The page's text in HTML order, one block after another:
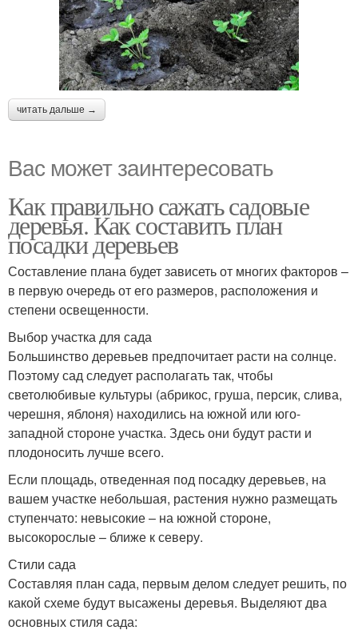
читать дальше →
Вас может заинтересовать
Как правильно сажать садовые
деревья. Как составить план
посадки деревьев
Составление плана будет зависеть от многих факторов –
в первую очередь от его размеров, расположения и
степени освещенности.
Выбор участка для сада
Большинство деревьев предпочитает расти на солнце.
Поэтому сад следует располагать так, чтобы
светолюбивые культуры (абрикос, груша, персик, слива,
черешня, яблоня) находились на южной или юго-
западной стороне участка. Здесь они будут расти и
плодоносить лучше всего.
Если площадь, отведенная под посадку деревьев, на
вашем участке небольшая, растения нужно размещать
ступенчато: невысокие – на южной стороне,
высокорослые – ближе к северу.
Стили сада
Составляя план сада, первым делом следует решить, по
какой схеме будут высажены деревья. Выделяют два
основных стиля сада: